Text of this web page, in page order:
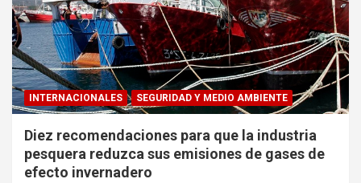
INTERNACIONALES SEGURIDAD Y MEDIO AMBIENTE
Diez recomendaciones para que la industria
pesquera reduzca sus emisiones de gases de
efecto invernadero